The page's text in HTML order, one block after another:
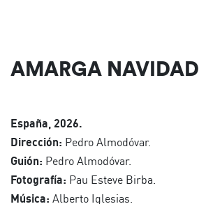
AMARGA NAVIDAD
España, 2026.
Dirección: Pedro Almodóvar.
Guión: Pedro Almodóvar.
Fotografía: Pau Esteve Birba.
Música: Alberto Iglesias.